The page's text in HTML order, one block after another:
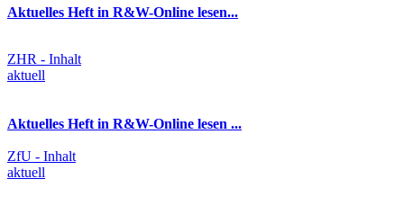
Aktuelles Heft in R&W-Online lesen...
ZHR - Inhalt
aktuell
Aktuelles Heft in R&W-Online lesen ...
ZfU - Inhalt
aktuell